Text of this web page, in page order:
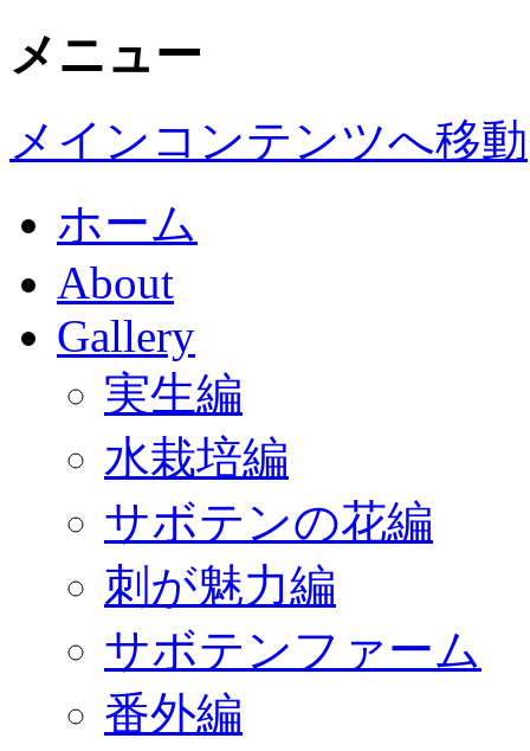
メニュー
メインコンテンツへ移動
ホーム
About
Gallery
実生編
水栽培編
サボテンの花編
刺が魅力編
サボテンファーム
番外編